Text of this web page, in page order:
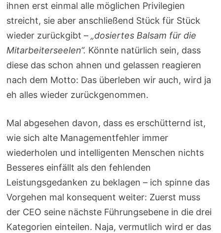
ihnen erst einmal alle möglichen Privilegien
streicht, sie aber anschließend Stück für Stück
wieder zurückgibt –„dosiertes Balsam für die
Mitarbeiterseelen“. Könnte natürlich sein, dass
diese das schon ahnen und gelassen reagieren
nach dem Motto: Das überleben wir auch, wird ja
eh alles wieder zurückgenommen.
Mal abgesehen davon, dass es erschütternd ist,
wie sich alte Managementfehler immer
wiederholen und intelligenten Menschen nichts
Besseres einfällt als den fehlenden
Leistungsgedanken zu beklagen – ich spinne das
Vorgehen mal konsequent weiter: Zuerst muss
der CEO seine nächste Führungsebene in die drei
Kategorien einteilen. Naja, vermutlich wird er das